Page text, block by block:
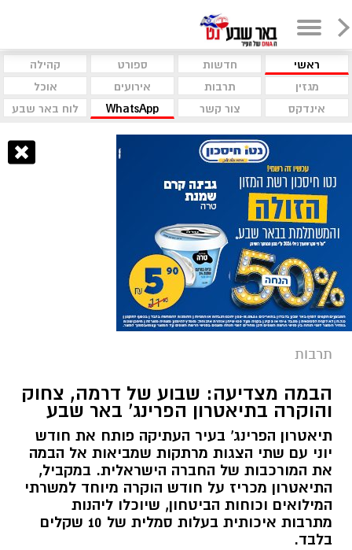
ראשי חדשות ספורט
קהילה
מגזין
תרבות אירועים
אוכל
אינדקס
צור קשר WhatsApp לוח באר שבע
תרבות
הבמה מצדיעה: שבוע של דרמה, צחוק
והוקרה בתיאטרון הפרינג' באר שבע
תיאטרון הפרינג' בעיר העתיקה פותח את חודש
יוני עם שתי הצגות מרתקות שמביאות אל הבמה
את המורכבות של החברה הישראלית. במקביל,
התיאטרון מכריז על חודש הוקרה מיוחד למשרתי
המילואים וכוחות הביטחון, שיוכלו ליהנות
מתרבות איכותית בעלות סמלית של 10 שקלים
בלבד.